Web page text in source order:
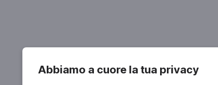
Abbiamo a cuore la tua privacy